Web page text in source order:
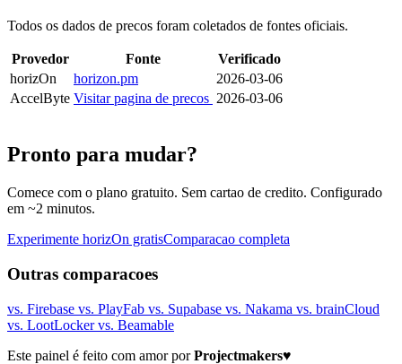
Todos os dados de precos foram coletados de fontes oficiais.
Provedor Fonte
Verificado
horizOn
horizon.pm
2026-03-06
AccelByte Visitar pagina de precos 2026-03-06
Pronto para mudar?
Comece com o plano gratuito. Sem cartao de credito. Configurado
em ~2 minutos.
Experimente horizOn gratisComparacao completa
Outras comparacoes
vs. Firebase vs. PlayFab vs. Supabase vs. Nakama vs. brainCloud
vs. LootLockervs. Beamable
Este painel é feito com amor porProjectmakers♥